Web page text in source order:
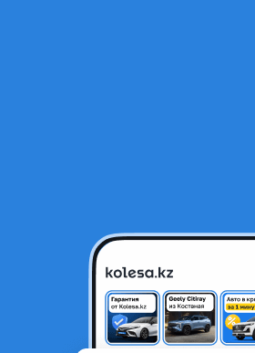
Климат контроль Volvo XC90